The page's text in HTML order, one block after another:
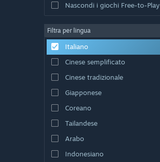
Nascondi i giochi Free-to-Play
Filtra per lingua
Italiano
Cinese semplificato
Cinese tradizionale
Giapponese
Coreano
Tailandese
Arabo
Indonesiano